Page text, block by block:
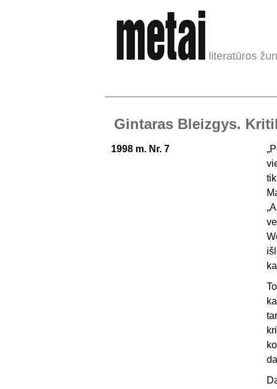
literatūros
Gintaras Bleizgys.
1998 m. Nr. 7